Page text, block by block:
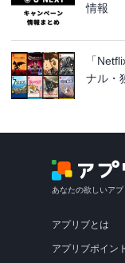
情報
「
ナル・
あなたの欲しいア
アプリブとは
アプリブポイン